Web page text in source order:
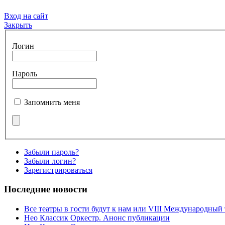
Вход на сайт
Закрыть
Логин
Пароль
Запомнить меня
Забыли пароль?
Забыли логин?
Зарегистрироваться
Последние новости
Все театры в гости будут к нам или VIII Международный
Нео Классик Оркестр. Анонс публикации